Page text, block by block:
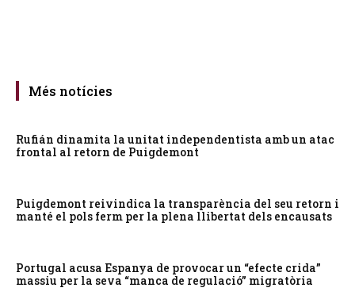
Més notícies
Rufián dinamita la unitat independentista amb un atac
frontal al retorn de Puigdemont
Puigdemont reivindica la transparència del seu retorn i
manté el pols ferm per la plena llibertat dels encausats
Portugal acusa Espanya de provocar un “efecte crida”
massiu per la seva “manca de regulació” migratòria